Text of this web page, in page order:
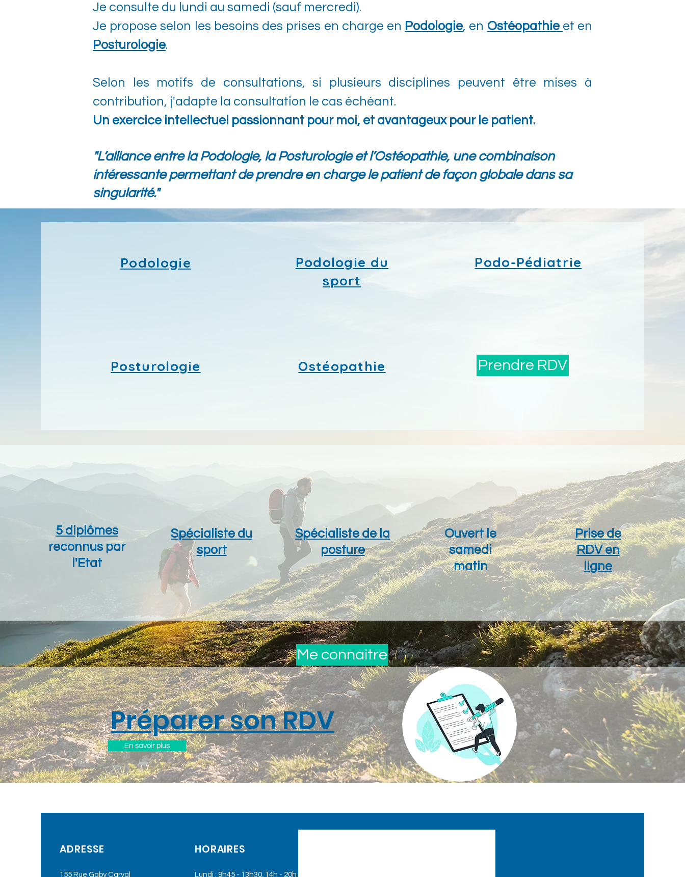
Je consulte du lundi au samedi (sauf mercredi).
Je propose selon les besoins des prises en charge en Podologie, en Ostéopathie et en
Posturologie.
Selon les motifs de consultations, si plusieurs disciplines peuvent être mises à
contribution, j'adapte la consultation le cas échéant.
Un exercice intellectuel passionnant pour moi, et avantageux pour le patient.
"L’alliance entre la Podologie, la Posturologie et l’Ostéopathie, une combinaison
intéressante permettant de prendre en charge le patient de façon globale dans sa
singularité."
Podologie
Posturologie
Podologie du
sport
Ostéopathie
Podo-Pédiatrie
Prendre RDV
5 diplômes
reconnus par
l'Etat
Spécialiste du
sport
Spécialiste de la
posture
Ouvert le
samedi
matin
Prise de
RDV en
ligne
Me connaitre
Préparer son RDV
En savoir plus
ADRESSE
155 Rue Gaby Carval
HORAIRES
Lundi : 9h45 - 13h30, 14h - 20h